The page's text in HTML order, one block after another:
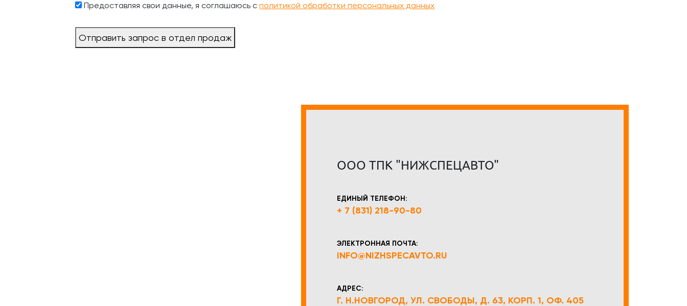
Предоставляя свои данные, я соглашаюсь сполитикой обработки персональных данных
Отправить запрос в отдел продаж
ООО ТПК "НИЖСПЕЦАВТО"
ЕДИНЫЙ ТЕЛЕФОН:
+ 7 (831) 218-90-80
ЭЛЕКТРОННАЯ ПОЧТА:
INFO@NIZHSPECAVTO.RU
АДРЕС:
Г. Н.НОВГОРОД, УЛ. СВОБОДЫ, Д. 63, КОРП. 1, ОФ. 405